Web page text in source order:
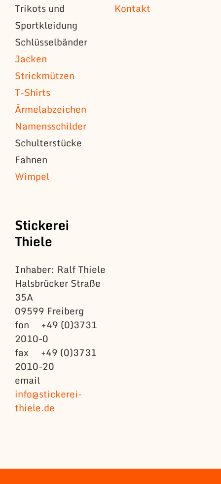
Trikots und
Sportkleidung
Schlüsselbänder
Jacken
Strickmützen
T-Shirts
Ärmelabzeichen
Namensschilder
Schulterstücke
Fahnen
Wimpel
Kontakt
Stickerei
Thiele
Inhaber: Ralf Thiele
Halsbrücker Straße
35A
09599 Freiberg
fon +49 (0)3731
2010-0
fax +49 (0)3731
2010-20
email
info@stickerei-
thiele.de